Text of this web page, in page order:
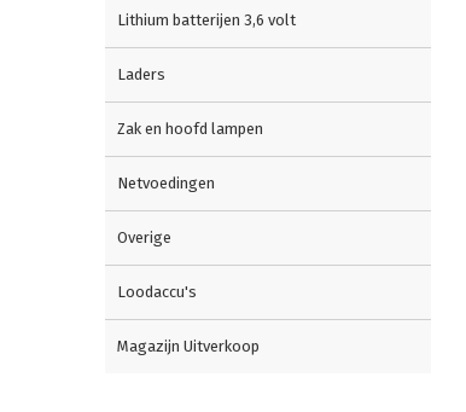
Lithium batterijen 3,6 volt
Laders
Zak en hoofd lampen
Netvoedingen
Overige
Loodaccu's
Magazijn Uitverkoop